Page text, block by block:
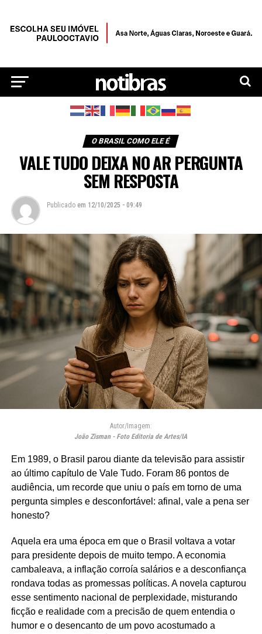
O BRASIL COMO ELE É
VALE TUDO DEIXA NO AR PERGUNTA
SEM RESPOSTA
Publicado em 12/10/2025 - 09:49
Autor/Imagem:
João Zisman - Foto Editoria de Artes/IA
Em 1989, o Brasil parou diante da televisão para assistir
ao último capítulo de Vale Tudo. Foram 86 pontos de
audiência, um recorde que uniu o país em torno de uma
pergunta simples e desconfortável: afinal, vale a pena ser
honesto?
Aquela era uma época em que o Brasil voltava a votar
para presidente depois de muito tempo. A economia
cambaleava, a inflação corroía salários e a desconfiança
rondava todas as promessas políticas. A novela capturou
esse sentimento nacional de perplexidade, misturando
ficção e realidade com a precisão de quem entendia o
humor e o desencanto de um povo acostumado a